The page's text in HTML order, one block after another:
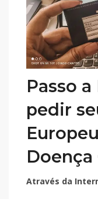
Passo
pedir
Através da